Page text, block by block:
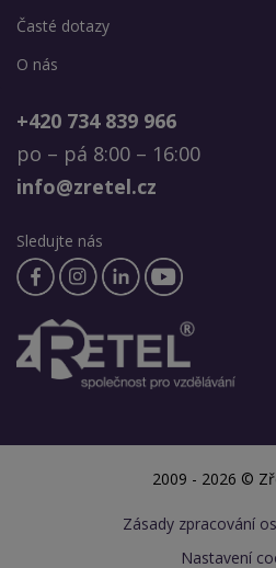
Časté dotazy
O nás
+420 734 839 966
po – pá 8:00 – 16:00
info@zretel.cz
Sledujte nás
2009 - 2026 ©
Zásady zpracování
Nastavení